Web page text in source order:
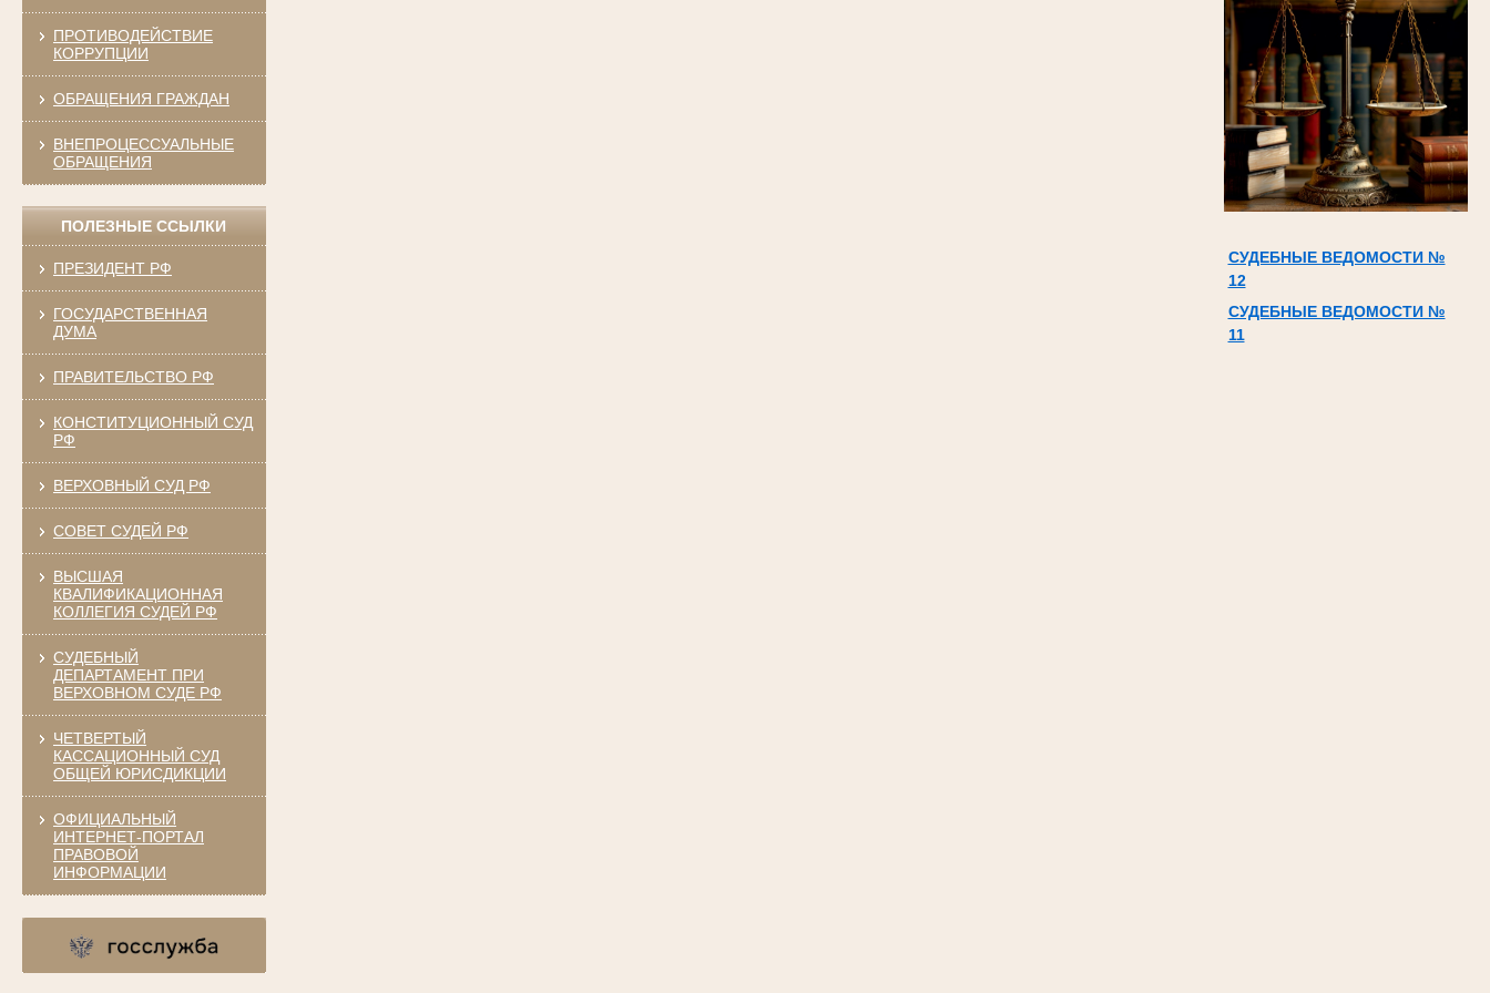
ПРОТИВОДЕЙСТВИЕ
КОРРУПЦИИ
ОБРАЩЕНИЯ ГРАЖДАН
ВНЕПРОЦЕССУАЛЬНЫЕ
ОБРАЩЕНИЯ
ПОЛЕЗНЫЕ ССЫЛКИ
ПРЕЗИДЕНТ РФ
ГОСУДАРСТВЕННАЯ
ДУМА
ПРАВИТЕЛЬСТВО РФ
КОНСТИТУЦИОННЫЙ СУД
РФ
ВЕРХОВНЫЙ СУД РФ
СОВЕТ СУДЕЙ РФ
ВЫСШАЯ
КВАЛИФИКАЦИОННАЯ
КОЛЛЕГИЯ СУДЕЙ РФ
СУДЕБНЫЙ
ДЕПАРТАМЕНТ ПРИ
ВЕРХОВНОМ СУДЕ РФ
ЧЕТВЕРТЫЙ
КАССАЦИОННЫЙ СУД
ОБЩЕЙ ЮРИСДИКЦИИ
ОФИЦИАЛЬНЫЙ
ИНТЕРНЕТ-ПОРТАЛ
ПРАВОВОЙ
ИНФОРМАЦИИ
СУДЕБНЫЕ ВЕДОМОСТИ №
12
СУДЕБНЫЕ ВЕДОМОСТИ №
11